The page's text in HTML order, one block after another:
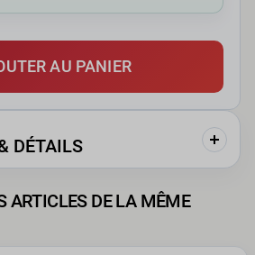
AU PANIER
DÉTAILS
ARTICLES DE LA MÊME